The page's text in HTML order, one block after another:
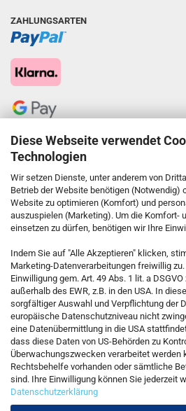
Diese Webseite verwendet
Technologien
Wir setzen Dienste, unter anderem von
Betrieb der Website benötigen (Notwendig)
Website zu optimieren (Komfort) und
auszuspielen (Marketing). Um die Komfort-
einsetzen zu dürfen, benötigen wir Ihre
Indem Sie auf "Alle Akzeptieren" klicken,
Marketing-Datenverarbeitungen freiwillig
Einwilligung gem. Art. 49 Abs. 1 lit. a
außerhalb des EWR, z.B. in den USA. In
sorgfältiger Auswahl und Verpflichtung der
europäische Datenschutzniveau nicht
eine Datenübermittlung in die USA
dass diese Daten von US-Behörden zu
Überwachungszwecken verarbeitet werden
Rechtsbehelfe vorhanden oder sämtliche
sind. Ihre Einwilligung können Sie jederzeit
Datenschutzerklärung
ZAHLUNGSARTEN
KONTAKT
Kostenfreie Service-Hotline
0800 5892815
Callback Service